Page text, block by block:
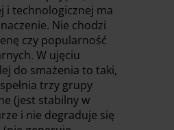
i technologicznej ma
Nie chodzi
czy popularność
W ujęciu
do smażenia to taki,
trzy grupy
(jest stabilny w
i nie degraduje się